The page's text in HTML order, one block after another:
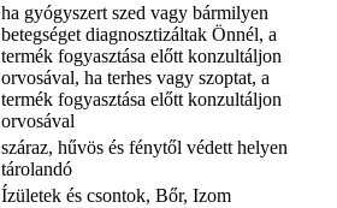
ha gyógyszert szed vagy bármilyen
betegséget diagnosztizáltak Önnél, a
termék fogyasztása előtt konzultáljon
orvosával, ha terhes vagy szoptat, a
termék fogyasztása előtt konzultáljon
orvosával
száraz, hűvös és fénytől védett helyen
tárolandó
Ízületek és csontok, Bőr, Izom